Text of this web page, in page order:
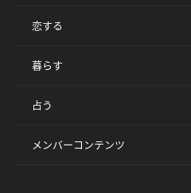
恋する
暮らす
占う
メンバーコンテンツ